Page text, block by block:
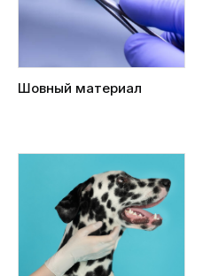
Шовный материал